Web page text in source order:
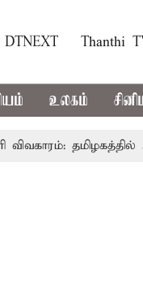
DTNEXT Thanthi
உலகம்
தமிழகத்தில்